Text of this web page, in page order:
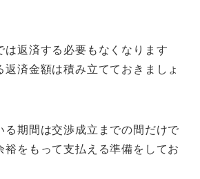
は返済する必要もなくなります
返済金額は積み立てておきましょ
る期間は交渉成立までの間だけで
裕をもって支払える準備をしてお